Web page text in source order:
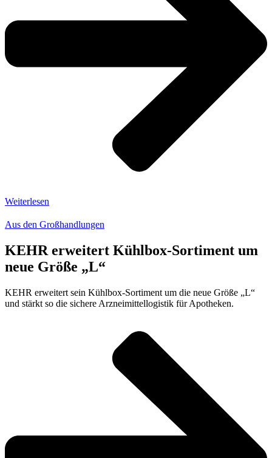
Weiterlesen
Aus den Großhandlungen
KEHR erweitert Kühlbox-Sortiment um
neue Größe „L“
KEHR erweitert sein Kühlbox-Sortiment um die neue Größe „L“
und stärkt so die sichere Arzneimittellogistik für Apotheken.